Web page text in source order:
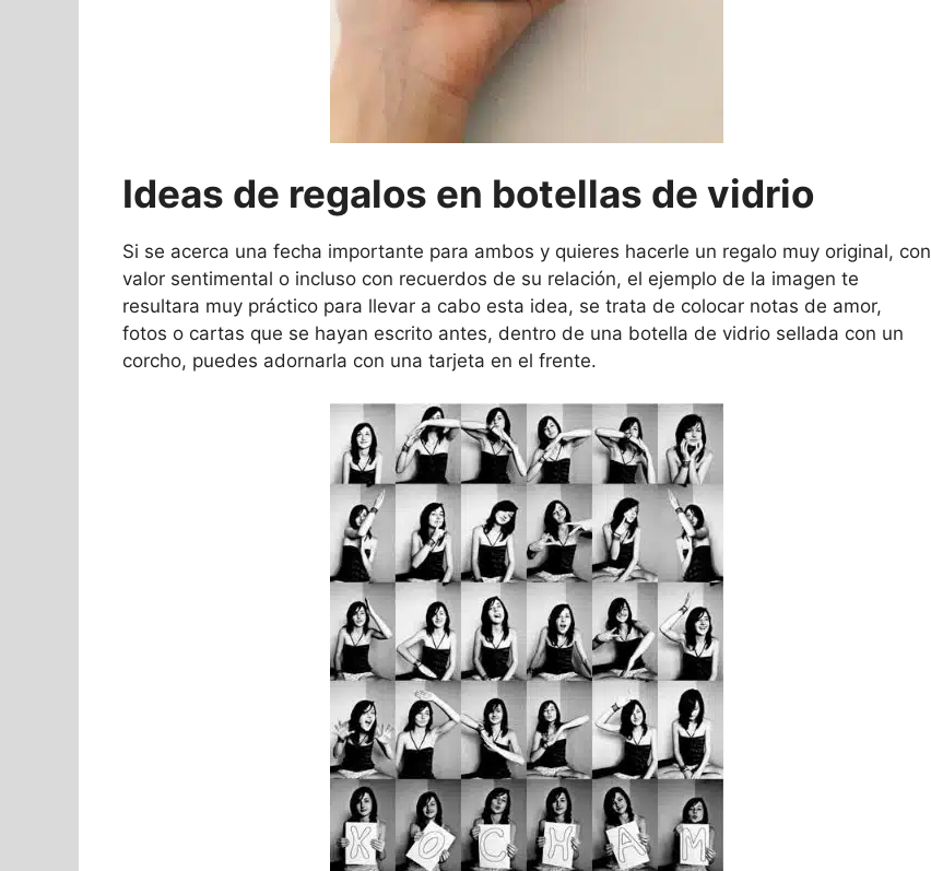
Ideas de regalos en botellas de vidrio
Si se acerca una fecha importante para ambos y quieres hacerle un regalo muy original, con
valor sentimental o incluso con recuerdos de su relación, el ejemplo de la imagen te
resultara muy práctico para llevar a cabo esta idea, se trata de colocar notas de amor,
fotos o cartas que se hayan escrito antes, dentro de una botella de vidrio sellada con un
corcho, puedes adornarla con una tarjeta en el frente.